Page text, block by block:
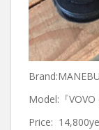
Brand:MANEBU
Model:『VOVO
Price: